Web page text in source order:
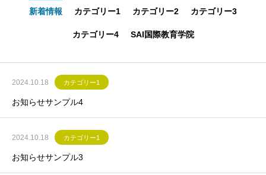
新着情報 カテゴリー1 カテゴリー2 カテゴリー3
カテゴリー4 SAI国際教育学院
2024.10.18 カテゴリー1
お知らせサンプル4
2024.10.18 カテゴリー1
お知らせサンプル3